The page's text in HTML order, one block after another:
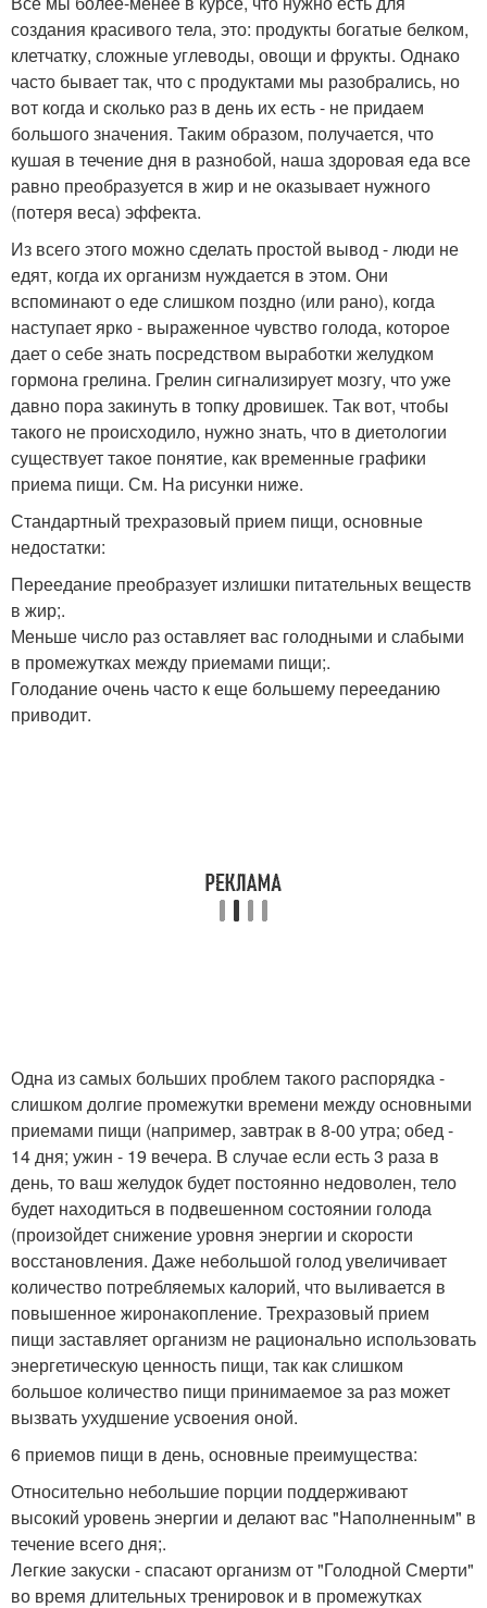
создания красивого тела, это: продукты богатые белком,
клетчатку, сложные углеводы, овощи и фрукты. Однако
часто бывает так, что с продуктами мы разобрались, но
вот когда и сколько раз в день их есть - не придаем
большого значения. Таким образом, получается, что
кушая в течение дня в разнобой, наша здоровая еда все
равно преобразуется в жир и не оказывает нужного
(потеря веса) эффекта.
Из всего этого можно сделать простой вывод - люди не
едят, когда их организм нуждается в этом. Они
вспоминают о еде слишком поздно (или рано), когда
наступает ярко - выраженное чувство голода, которое
дает о себе знать посредством выработки желудком
гормона грелина. Грелин сигнализирует мозгу, что уже
давно пора закинуть в топку дровишек. Так вот, чтобы
такого не происходило, нужно знать, что в диетологии
существует такое понятие, как временные графики
приема пищи. См. На рисунки ниже.
Стандартный трехразовый прием пищи, основные
недостатки:
Переедание преобразует излишки питательных веществ
в жир;.
Меньше число раз оставляет вас голодными и слабыми
в промежутках между приемами пищи;.
Голодание очень часто к еще большему перееданию
приводит.
Одна из самых больших проблем такого распорядка -
слишком долгие промежутки времени между основными
приемами пищи (например, завтрак в 8-00 утра; обед -
14 дня; ужин - 19 вечера. В случае если есть 3 раза в
день, то ваш желудок будет постоянно недоволен, тело
будет находиться в подвешенном состоянии голода
(произойдет снижение уровня энергии и скорости
восстановления. Даже небольшой голод увеличивает
количество потребляемых калорий, что выливается в
повышенное жиронакопление. Трехразовый прием
пищи заставляет организм не рационально использовать
энергетическую ценность пищи, так как слишком
большое количество пищи принимаемое за раз может
вызвать ухудшение усвоения оной.
6 приемов пищи в день, основные преимущества:
Относительно небольшие порции поддерживают
высокий уровень энергии и делают вас "Наполненным" в
течение всего дня;.
Легкие закуски - спасают организм от "Голодной Смерти"
во время длительных тренировок и в промежутках